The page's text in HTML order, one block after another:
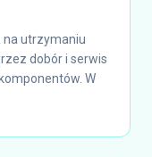
na utrzymaniu
dobór i serwis
W